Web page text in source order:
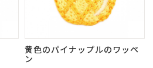
黄色のパイナップルのワッペ
ン